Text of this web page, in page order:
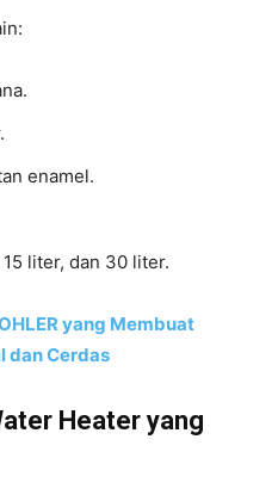
enamel.
liter, dan 30 liter.
yang Membuat
dan Cerdas
Heater yang